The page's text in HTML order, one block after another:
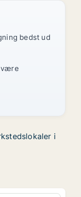
bedst ud
være
i